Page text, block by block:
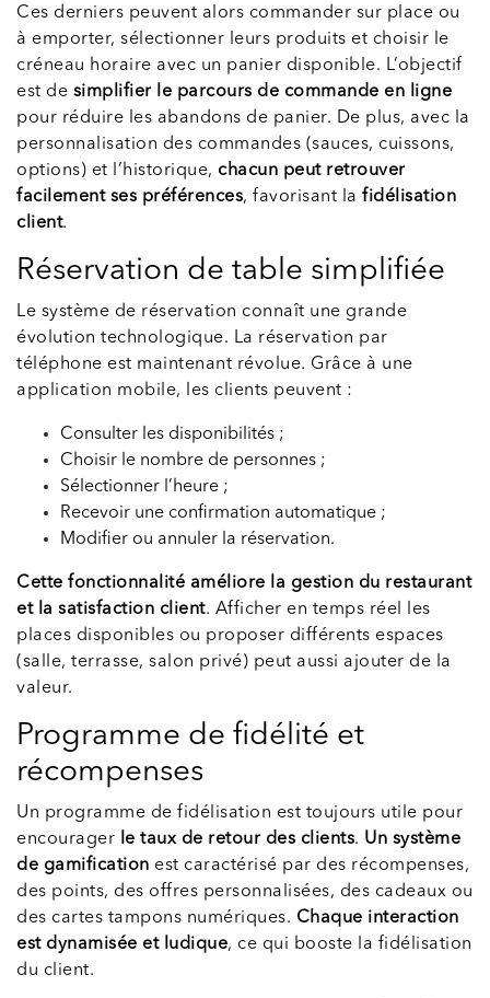
Ces derniers peuvent alors commander sur place ou
à emporter, sélectionner leurs produits et choisir le
créneau horaire avec un panier disponible. L’objectif
est de simplifier le parcours de commande en ligne
pour réduire les abandons de panier. De plus, avec la
personnalisation des commandes (sauces, cuissons,
options) et l’historique, chacun peut retrouver
facilement ses préférences, favorisant la fidélisation
client.
Réservation de table simplifiée
Le système de réservation connaît une grande
évolution technologique. La réservation par
téléphone est maintenant révolue. Grâce à une
application mobile, les clients peuvent :
Consulter les disponibilités ;
Choisir le nombre de personnes ;
Sélectionner l’heure ;
Recevoir une confirmation automatique ;
Modifier ou annuler la réservation.
Cette fonctionnalité améliore la gestion du restaurant
et la satisfaction client. Afficher en temps réel les
places disponibles ou proposer différents espaces
(salle, terrasse, salon privé) peut aussi ajouter de la
valeur.
Programme de fidélité et
récompenses
Un programme de fidélisation est toujours utile pour
encourager
le taux de retour des clients. Un système
de gamification est caractérisé par des récompenses,
des points, des offres personnalisées, des cadeaux ou
des cartes tampons numériques. Chaque interaction
est dynamisée et ludique, ce qui booste la fidélisation
du client.